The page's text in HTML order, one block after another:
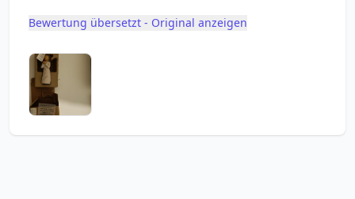
Bewertung übersetzt - Original anzeigen